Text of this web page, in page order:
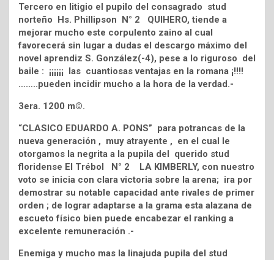
Tercero en litigio el pupilo del consagrado stud
norteño Hs. Phillipson N° 2 QUIHERO, tiende a
mejorar mucho este corpulento zaino al cual
favorecerá sin lugar a dudas el descargo máximo del
novel aprendiz S. González(-4), pese a lo riguroso del
baile : ¡¡¡¡¡¡ las cuantiosas ventajas en la romana ¡!!!!
……..pueden incidir mucho a la hora de la verdad.-
3era. 1200 m©.
“CLASICO EDUARDO A. PONS” para potrancas de la
nueva generación , muy atrayente , en el cual le
otorgamos la negrita a la pupila del querido stud
floridense El Trébol N° 2 LA KIMBERLY, con nuestro
voto se inicia con clara victoria sobre la arena; ira por
demostrar su notable capacidad ante rivales de primer
orden ; de lograr adaptarse a la grama esta alazana de
escueto físico bien puede encabezar el ranking a
excelente remuneración .-
Enemiga y mucho mas la linajuda pupila del stud